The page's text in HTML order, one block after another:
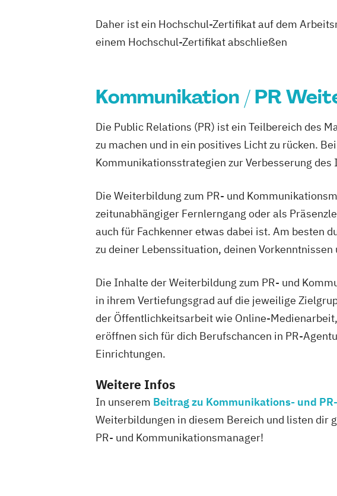
Daher ist ein Hochschul-Zertifikat auf dem
einem Hochschul-Zertifikat abschließen
Kommunikation / PR
Die Public Relations (PR) ist ein Teilbereich des
zu machen und in ein positives Licht zu rücken.
Kommunikationsstrategien zur Verbesserung
Die Weiterbildung zum PR- und
zeitunabhängiger Fernlerngang oder als
auch für Fachkenner etwas dabei ist. Am besten
zu deiner Lebenssituation, deinen
Die Inhalte der Weiterbildung zum PR- und
in ihrem Vertiefungsgrad auf die jeweilige
der Öffentlichkeitsarbeit wie Online-
eröffnen sich für dich Berufschancen in PR-
Einrichtungen.
Weitere Infos
In unserem Beitrag zu Kommunikations- und
Weiterbildungen in diesem Bereich und listen dir
PR- und Kommunikationsmanager!